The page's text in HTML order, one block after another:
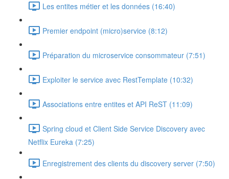
Les entites métier et les données (16:40)
Premier endpoint (micro)service (8:12)
Préparation du microservice consommateur (7:51)
Exploiter le service avec RestTemplate (10:32)
Associations entre entites et API ReST (11:09)
Spring cloud et Client Side Service Discovery avec
Netflix Eureka (7:25)
Enregistrement des clients du discovery server (7:50)